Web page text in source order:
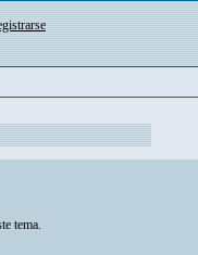
tema.